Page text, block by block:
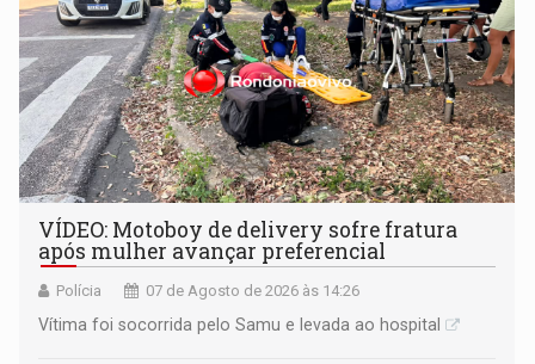
VÍDEO: Motoboy de delivery sofre fratura
após mulher avançar preferencial
Polícia 07 de Agosto de 2026 às 14:26
Vítima foi socorrida pelo Samu e levada ao hospital